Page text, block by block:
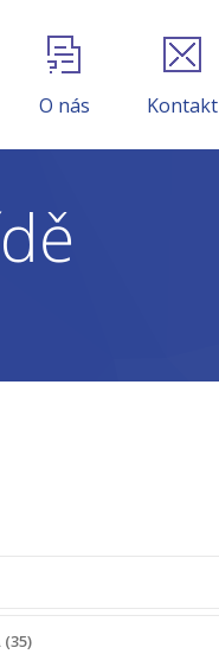
O nás Kontakt
(35)